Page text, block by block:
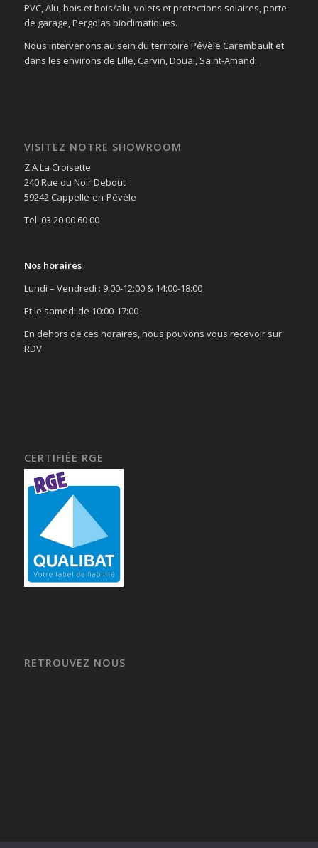
PVC, Alu, bois et bois/alu, volets et protections solaires, porte
de garage, Pergolas bioclimatiques.
Nous intervenons au sein du territoire Pévèle Carembault et
dans les environs de Lille, Carvin, Douai, Saint-Amand.
VISITEZ NOTRE SHOWROOM
Z.A La Croisette
240 Rue du Noir Debout
59242 Cappelle-en-Pévèle
Tel. 03 20 00 60 00
Nos horaires
Lundi – Vendredi : 9:00-12:00 & 14:00-18:00
Et le samedi de 10:00-17:00
En dehors de ces horaires, nous pouvons vous recevoir sur
RDV
CERTIFIÉE RGE
RETROUVEZ NOUS